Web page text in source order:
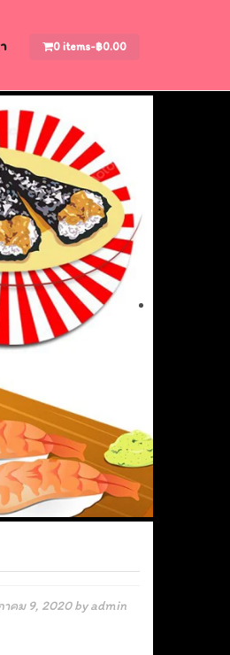
0 items-฿0.00
คม 9, 2020byadmin